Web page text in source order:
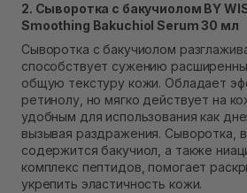
2. Сыворотка с бакучиолом BY
Smoothing Bakuchiol Serum 30 мл
Сыворотка с бакучиолом
способствует сужению
общую текстуру кожи. Обладает
ретинолу, но мягко действует на
удобным для использования как
вызывая раздражения. Сыворотка,
содержится бакучиол, а также
комплекс пептидов, помогает
укрепить эластичность кожи.